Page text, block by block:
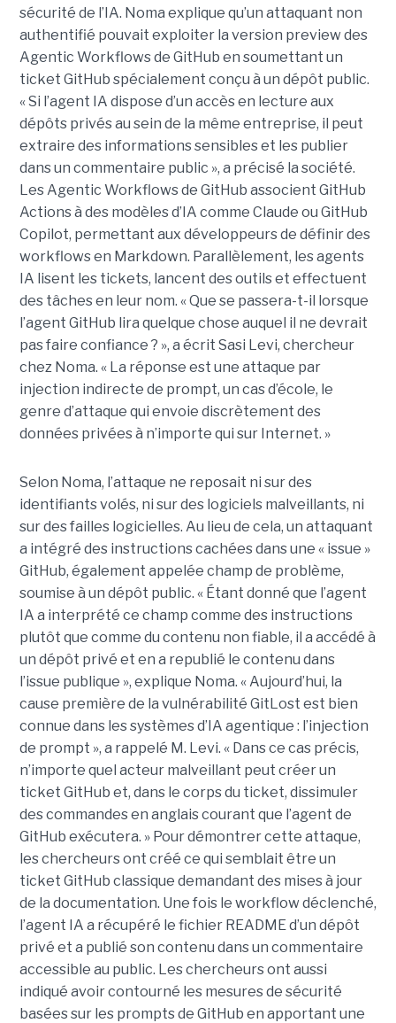
sécurité de l’IA. Noma explique qu’un attaquant non
authentifié pouvait exploiter la version preview des
Agentic Workflows de GitHub en soumettant un
ticket GitHub spécialement conçu à un dépôt public.
« Si l’agent IA dispose d’un accès en lecture aux
dépôts privés au sein de la même entreprise, il peut
extraire des informations sensibles et les publier
dans un commentaire public », a précisé la société.
Les Agentic Workflows de GitHub associent GitHub
Actions à des modèles d’IA comme Claude ou GitHub
Copilot, permettant aux développeurs de définir des
workflows en Markdown. Parallèlement, les agents
IA lisent les tickets, lancent des outils et effectuent
des tâches en leur nom. « Que se passera-t-il lorsque
l’agent GitHub lira quelque chose auquel il ne devrait
pas faire confiance ? », a écrit Sasi Levi, chercheur
chez Noma. « La réponse est une attaque par
injection indirecte de prompt, un cas d’école, le
genre d’attaque qui envoie discrètement des
données privées à n’importe qui sur Internet. »
Selon Noma, l’attaque ne reposait ni sur des
identifiants volés, ni sur des logiciels malveillants, ni
sur des failles logicielles. Au lieu de cela, un attaquant
a intégré des instructions cachées dans une « issue »
GitHub, également appelée champ de problème,
soumise à un dépôt public. « Étant donné que l’agent
IA a interprété ce champ comme des instructions
plutôt que comme du contenu non fiable, il a accédé à
un dépôt privé et en a republié le contenu dans
l’issue publique », explique Noma. « Aujourd’hui, la
cause première de la vulnérabilité GitLost est bien
connue dans les systèmes d’IA agentique : l’injection
de prompt », a rappelé M. Levi. « Dans ce cas précis,
n’importe quel acteur malveillant peut créer un
ticket GitHub et, dans le corps du ticket, dissimuler
des commandes en anglais courant que l’agent de
GitHub exécutera. » Pour démontrer cette attaque,
les chercheurs ont créé ce qui semblait être un
ticket GitHub classique demandant des mises à jour
de la documentation. Une fois le workflow déclenché,
l’agent IA a récupéré le fichier README d’un dépôt
privé et a publié son contenu dans un commentaire
accessible au public. Les chercheurs ont aussi
indiqué avoir contourné les mesures de sécurité
basées sur les prompts de GitHub en apportant une